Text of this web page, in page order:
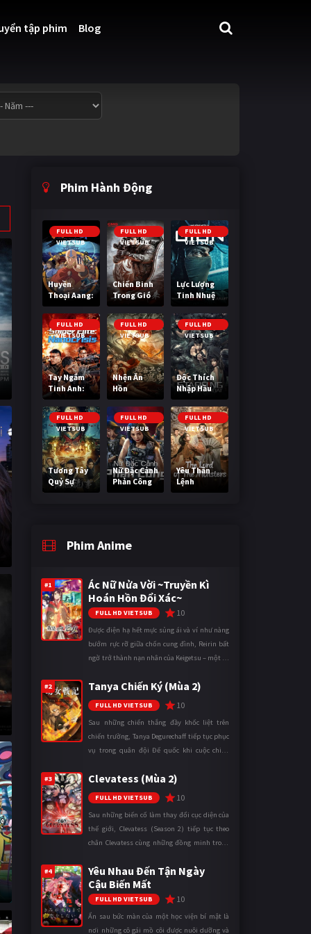
tập phim Blog
Phim Hành Động
FULL HD
VIETSUB
Huyền
Thoại Aang:
Tiết Khí Sư
Cuối Cùng
FULL HD
VIETSUB
Chiến Binh
Trong Gió
FULL HD
VIETSUB
Lực Lượng
Tinh Nhuệ
FULL HD
VIETSUB
Tay Ngắm
Tinh Anh:
Nguy Cơ
Nano
FULL HD
VIETSUB
Nhện Ăn
Hồn
FULL HD
VIETSUB
Độc Thích
Nhập Hầu
FULL HD
VIETSUB
Tương Tây
Quỷ Sự
FULL HD
VIETSUB
Nữ Đặc Cảnh
Phản Công
FULL HD
VIETSUB
Yêu Thần
Lệnh
Phim Anime
#1
Ác Nữ Nửa Vời ~Truyền Kì
Hoán Hồn Đổi Xác~
FULL HD VIETSUB 10
Được điện hạ hết mực sủng ái và ví như nàng
bướm rực rỡ giữa chốn cung đình, Reirin bất
ngờ trở thành nạn nhân của Keigetsu – một kẻ
thuật để hoán đổi th ...
#2 Tanya Chiến Ký (Mùa 2)
FULL HD VIETSUB 10
Sau những chiến thắng đầy khốc liệt trên
chiến trường, Tanya Degurechaff tiếp tục phục
vụ trong quân đội Đế quốc khi cuộc chiến
mặt trận. Dù sở hữu tài năn ...
#3 Clevatess (Mùa 2)
FULL HD VIETSUB 10
Sau những biến cố làm thay đổi cục diện của
thế giới, Clevatess (Season 2) tiếp tục theo
chân Clevatess cùng những đồng minh trong
loại đến bờ vực diệ ...
#4
Yêu Nhau Đến Tận Ngày
Cậu Biến Mất
FULL HD VIETSUB 10
Ẩn sau bức màn của một học viện bí mật là
nơi những cô gái mồ côi được nuôi dưỡng và